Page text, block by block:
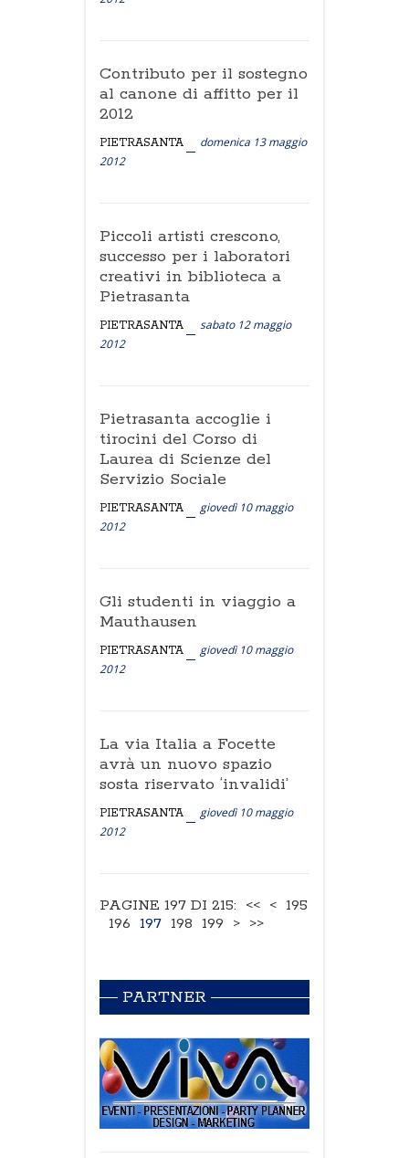
Contributo per il sostegno
al canone di affitto per il
2012
PIETRASANTA
domenica 13 maggio
2012
Piccoli artisti crescono,
successo per i laboratori
creativi in biblioteca a
Pietrasanta
PIETRASANTA
sabato 12 maggio
2012
Pietrasanta accoglie i
tirocini del Corso di
Laurea di Scienze del
Servizio Sociale
PIETRASANTA
giovedì 10 maggio
2012
Gli studenti in viaggio a
Mauthausen
PIETRASANTA
giovedì 10 maggio
2012
La via Italia a Focette
avrà un nuovo spazio
sosta riservato ‘invalidi’
PIETRASANTA
giovedì 10 maggio
2012
PAGINE 197 DI 215: << < 195
196 197 198 199 > >>
PARTNER